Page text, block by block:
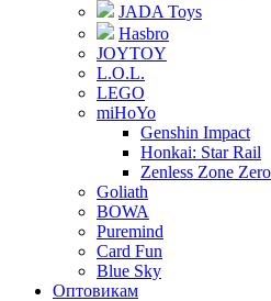
JADA Toys
Hasbro
JOYTOY
L.O.L.
LEGO
miHoYo
Genshin Impact
Honkai: Star Rail
Zenless Zone Zero
Goliath
BOWA
Puremind
Card Fun
Blue Sky
Оптовикам